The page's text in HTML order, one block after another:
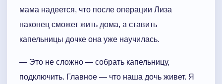
мама надеется, что после операции Лиза
наконец сможет жить дома, а ставить
капельницы дочке она уже научилась.
— Это не сложно — собрать капельницу,
подключить. Главное — что наша дочь живет. Я